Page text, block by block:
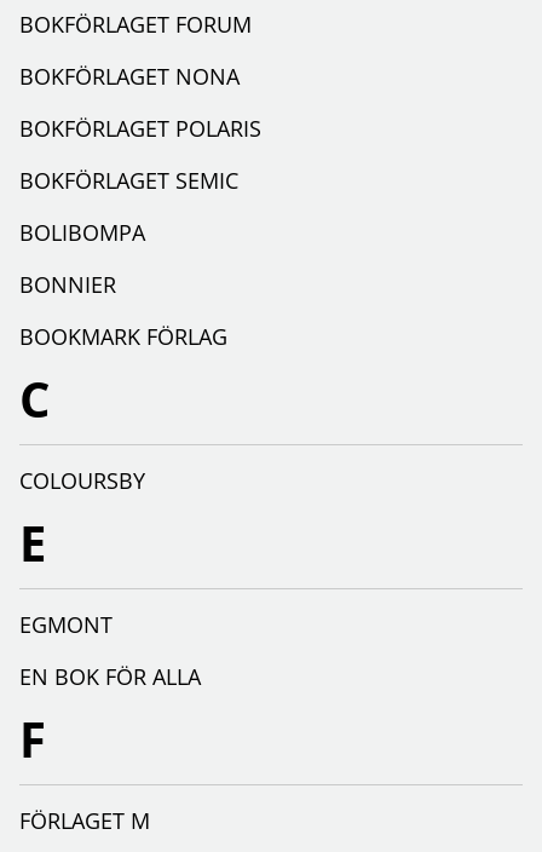
BOKFÖRLAGET FORUM
BOKFÖRLAGET NONA
BOKFÖRLAGET POLARIS
BOKFÖRLAGET SEMIC
BOLIBOMPA
BONNIER
BOOKMARK FÖRLAG
C
COLOURSBY
E
EGMONT
EN BOK FÖR ALLA
F
FÖRLAGET M